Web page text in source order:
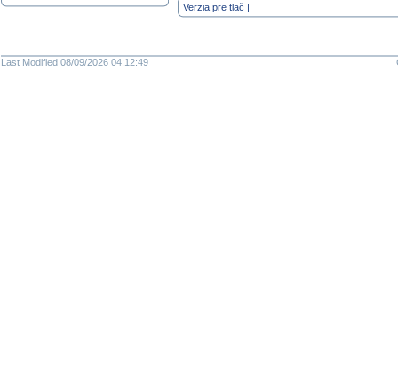
Verzia pre tlač |
Last Modified 08/09/2026 04:12:49